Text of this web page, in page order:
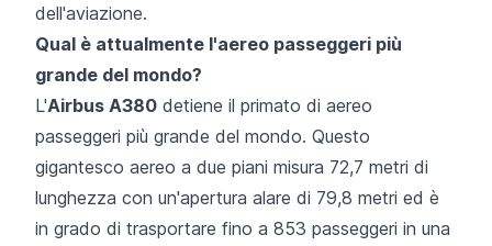
dell'aviazione.
Qual è attualmente l'aereo passeggeri più
grande del mondo?
L'Airbus A380 detiene il primato di aereo
passeggeri più grande del mondo. Questo
gigantesco aereo a due piani misura 72,7 metri di
lunghezza con un'apertura alare di 79,8 metri ed è
in grado di trasportare fino a 853 passeggeri in una